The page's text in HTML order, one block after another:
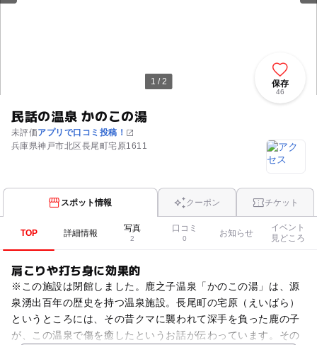
1 / 2
民話の温泉 かのこの湯
未評価アプリで口コミ投稿！
兵庫県神戸市北区長尾町宅原1611
保存
46
スポット情報 クーポン チケット
TOP 詳細情報 写真
2
口コミ
0
お知らせ
イベント
見どころ
肩こりや打ち身に効果的
※この施設は閉館しました。鹿之子温泉「かのこの湯」は、源
泉湧出百年の歴史を持つ温泉施設。長尾町の宅原（えいばら）
というところには、その昔クマに襲われて深手を負った鹿の子
が、この温泉で傷を癒したというお話が伝わっています。その